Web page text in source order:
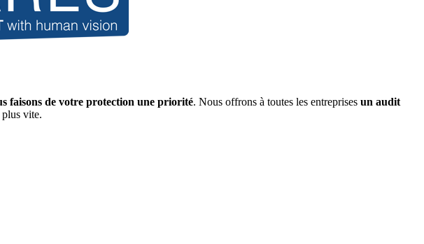
faisons de votre protection une priorité. Nous offrons à toutes les entreprises un audit
plus vite.